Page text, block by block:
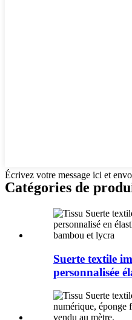
Écrivez votre message ici et
Catégories de
Suerte textile
personnalisée